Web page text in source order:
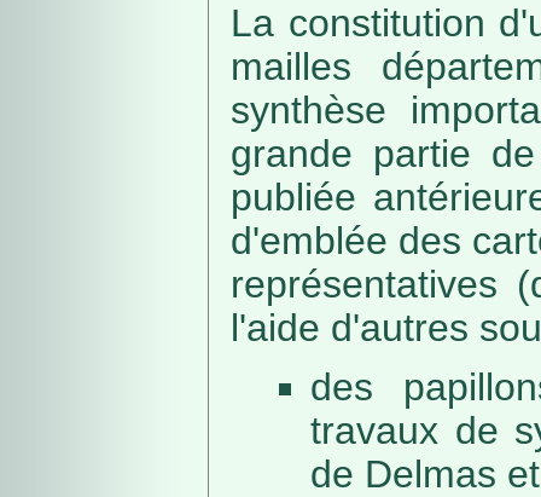
La constitution
mailles
synthèse
grande partie
publiée
d'emblée des
représentatives
l'aide d'autres
des
travaux de
de Delmas